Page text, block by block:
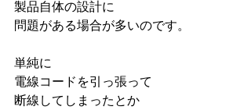
製品自体の設計に
問題がある場合が多いのです。
単純に
電線コードを引っ張って
断線してしまったとか